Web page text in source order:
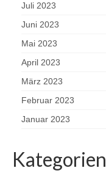
Juli 2023
Juni 2023
Mai 2023
April 2023
März 2023
Februar 2023
Januar 2023
Kategorien